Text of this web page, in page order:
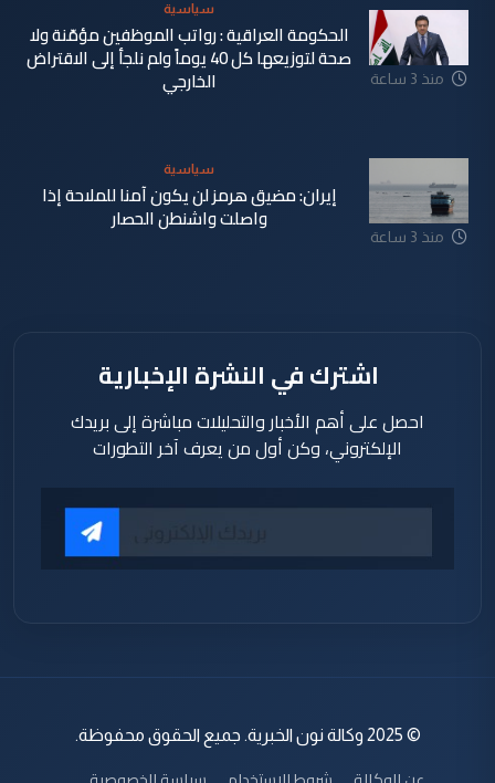
منذ 3 ساعة
سياسية
الحكومة العراقية : رواتب الموظفين مؤمّنة ولا
صحة لتوزيعها كل 40 يوماً ولم نلجأ إلى الاقتراض
الخارجي
منذ 3 ساعة
سياسية
إيران: مضيق هرمز لن يكون آمنا للملاحة إذا
واصلت واشنطن الحصار
اشترك في النشرة الإخبارية
احصل على أهم الأخبار والتحليلات مباشرة إلى بريدك
الإلكتروني، وكن أول من يعرف آخر التطورات
© 2025 وكالة نون الخبرية. جميع الحقوق محفوظة.